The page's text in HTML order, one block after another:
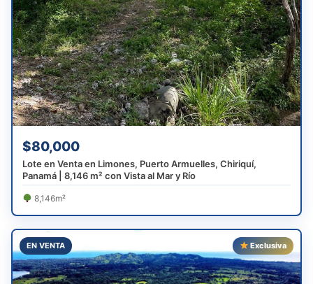
$80,000
Lote en Venta en Limones, Puerto Armuelles, Chiriquí,
Panamá | 8,146 m² con Vista al Mar y Río
8,146m²
EN VENTA Exclusiva